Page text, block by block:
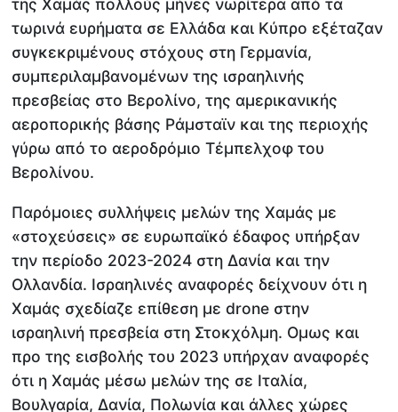
της Χαμάς πολλούς μήνες νωρίτερα από τα
τωρινά ευρήματα σε Ελλάδα και Κύπρο εξέταζαν
συγκεκριμένους στόχους στη Γερμανία,
συμπεριλαμβανομένων της ισραηλινής
πρεσβείας στο Βερολίνο, της αμερικανικής
αεροπορικής βάσης Ράμσταϊν και της περιοχής
γύρω από το αεροδρόμιο Τέμπελχοφ του
Βερολίνου.
Παρόμοιες συλλήψεις μελών της Χαμάς με
«στοχεύσεις» σε ευρωπαϊκό έδαφος υπήρξαν
την περίοδο 2023-2024 στη Δανία και την
Ολλανδία. Ισραηλινές αναφορές δείχνουν ότι η
Χαμάς σχεδίαζε επίθεση με drone στην
ισραηλινή πρεσβεία στη Στοκχόλμη. Ομως και
προ της εισβολής του 2023 υπήρχαν αναφορές
ότι η Χαμάς μέσω μελών της σε Ιταλία,
Βουλγαρία, Δανία, Πολωνία και άλλες χώρες